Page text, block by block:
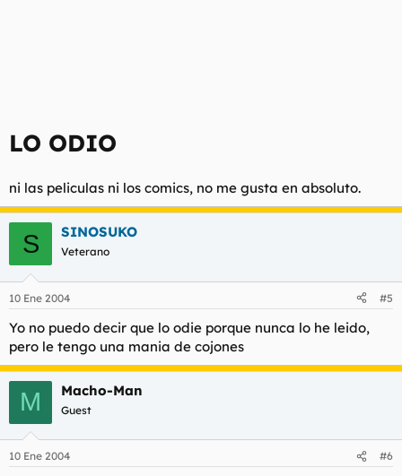
LO ODIO
ni las peliculas ni los comics, no me gusta en absoluto.
S SINOSUKO
Veterano
10 Ene 2004 #5
Yo no puedo decir que lo odie porque nunca lo he leido,
pero le tengo una mania de cojones
M Macho-Man
Guest
10 Ene 2004 #6